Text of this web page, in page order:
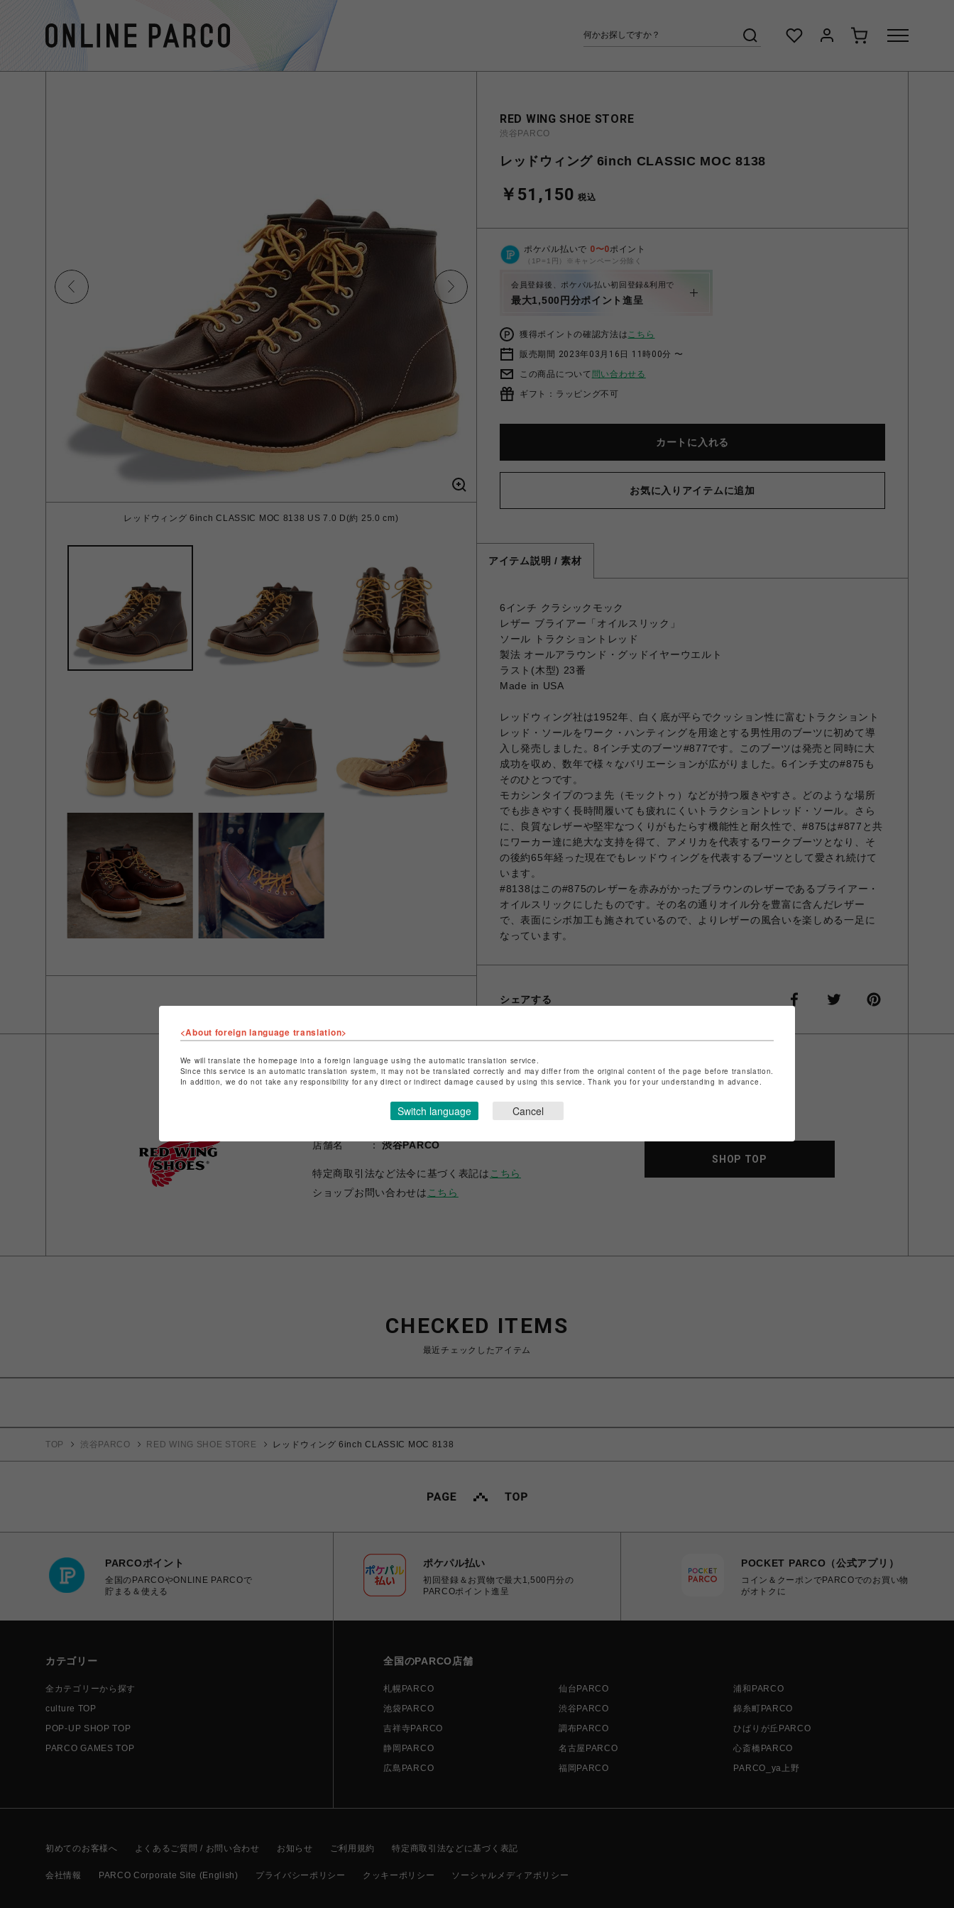
レッドウィング 6inch CLASSIC MOC 8138 US 7.0 D(約 25.0 cm)
RED WING SHOE STORE
渋谷PARCO
レッドウィング 6inch CLASSIC MOC 8138
￥51,150 税込
ポケパル払いで 0〜0ポイント
（1P=1円）※キャンペーン分除く
会員登録後、ポケパル払い初回登録&利用で
最大1,500円分ポイント進呈
獲得ポイントの確認方法はこちら
販売期間 2023年03月16日 11時00分 〜
この商品について 問い合わせる
ギフト：ラッピング不可
カートに入れる
お気に入りアイテムに追加
アイテム説明 / 素材
6インチ クラシックモック
レザー ブライアー「オイルスリック」
ソール トラクショントレッド
製法 オールアラウンド・グッドイヤーウエルト
ラスト(木型) 23番
Made in USA
レッドウィング社は1952年、白く底が平らでクッション性に富むトラクショント
レッド・ソールをワーク・ハンティングを用途とする男性用のブーツに初めて導
入し発売しました。8インチ丈のブーツ#877です。このブーツは発売と同時に大
成功を収め、数年で様々なバリエーションが広がりました。6インチ丈の#875も
そのひとつです。
モカシンタイプのつま先（モックトゥ）などが持つ履きやすさ。どのような場所
でも歩きやすく長時間履いても疲れにくいトラクショントレッド・ソール。さら
に、良質なレザーや堅牢なつくりがもたらす機能性と耐久性で、#875は#877と共
にワーカー達に絶大な支持を得て、アメリカを代表するワークブーツとなり、そ
の後約65年経った現在でもレッドウィングを代表するブーツとして愛され続けて
います。
#8138はこの#875のレザーを赤みがかったブラウンのレザーであるブライアー・
オイルスリックにしたものです。その名の通りオイル分を豊富に含んだレザー
で、表面にシボ加工も施されているので、よりレザーの風合いを楽しめる一足に
なっています。
シェアする
店舗名
渋谷PARCO
特定商取引法など法令に基づく表記は こちら
ショップお問い合わせは こちら
SHOP TOP
CHECKED ITEMS
最近チェックしたアイテム
TOP 渋谷PARCO RED WING SHOE STORE レッドウィング 6inch CLASSIC MOC 8138
PARCOポイント
全国のPARCOやONLINE PARCOで
貯まる＆使える
ポケパル払い
初回登録＆お買物で最大1,500円分の
PARCOポイント進呈
POCKET PARCO（公式アプリ）
コイン＆クーポンでPARCOでのお買い物
がオトクに
カテゴリー
全カテゴリーから探す
culture TOP
POP-UP SHOP TOP
PARCO GAMES TOP
全国のPARCO店舗
札幌PARCO 仙台PARCO
浦和PARCO
池袋PARCO
渋谷PARCO
錦糸町PARCO
吉祥寺PARCO
調布PARCO
ひばりが丘PARCO
静岡PARCO
名古屋PARCO
心斎橋PARCO
広島PARCO
福岡PARCO PARCO_ya上野
初めてのお客様へ よくあるご質問 / お問い合わせ お知らせ ご利用規約 特定商取引法などに基づく表記
会社情報 PARCO Corporate Site (English) プライバシーポリシー クッキーポリシー ソーシャルメディアポリシー
<About foreign language translation>
We will translate the homepage into a foreign language using the automatic translation service.
Since this service is an automatic translation system, it may not be translated correctly and may differ from the original content of the page before translation.
In addition, we do not take any responsibility for any direct or indirect damage caused by using this service. Thank you for your understanding in advance.
Switch language Cancel